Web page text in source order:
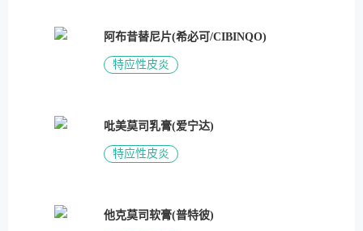
阿布昔替尼片(希必可/CIBINQO)
特应性皮炎
吡美莫司乳膏(爱宁达)
特应性皮炎
他克莫司软膏(普特彼)